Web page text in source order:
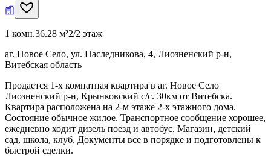
1 комн.36.28 м²2/2 этаж
аг. Новое Село, ул. Наследникова, 4, Лиозненский р-н,
Витебская область
Продается 1-х комнатная квартира в аг. Новое Село
Лиозненский р-н, Крынковский с/с. 30км от Витебска.
Квартира расположена на 2-м этаже 2-х этажного дома.
Состояние обычное жилое. Транспортное сообщение хорошее,
ежедневно ходит дизель поезд и автобус. Магазин, детский
сад, школа, клуб. Документы все в порядке и подготовлены к
быстрой сделки.